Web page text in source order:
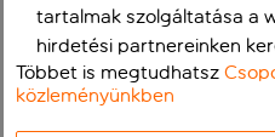
tartalmak szolgáltatása a
hirdetési partnereinken
Többet is megtudhatsz
közleményünkben